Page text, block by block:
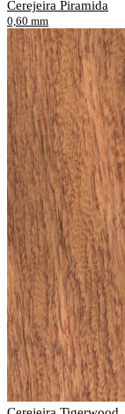
Cerejeira Piramida
0,60 mm